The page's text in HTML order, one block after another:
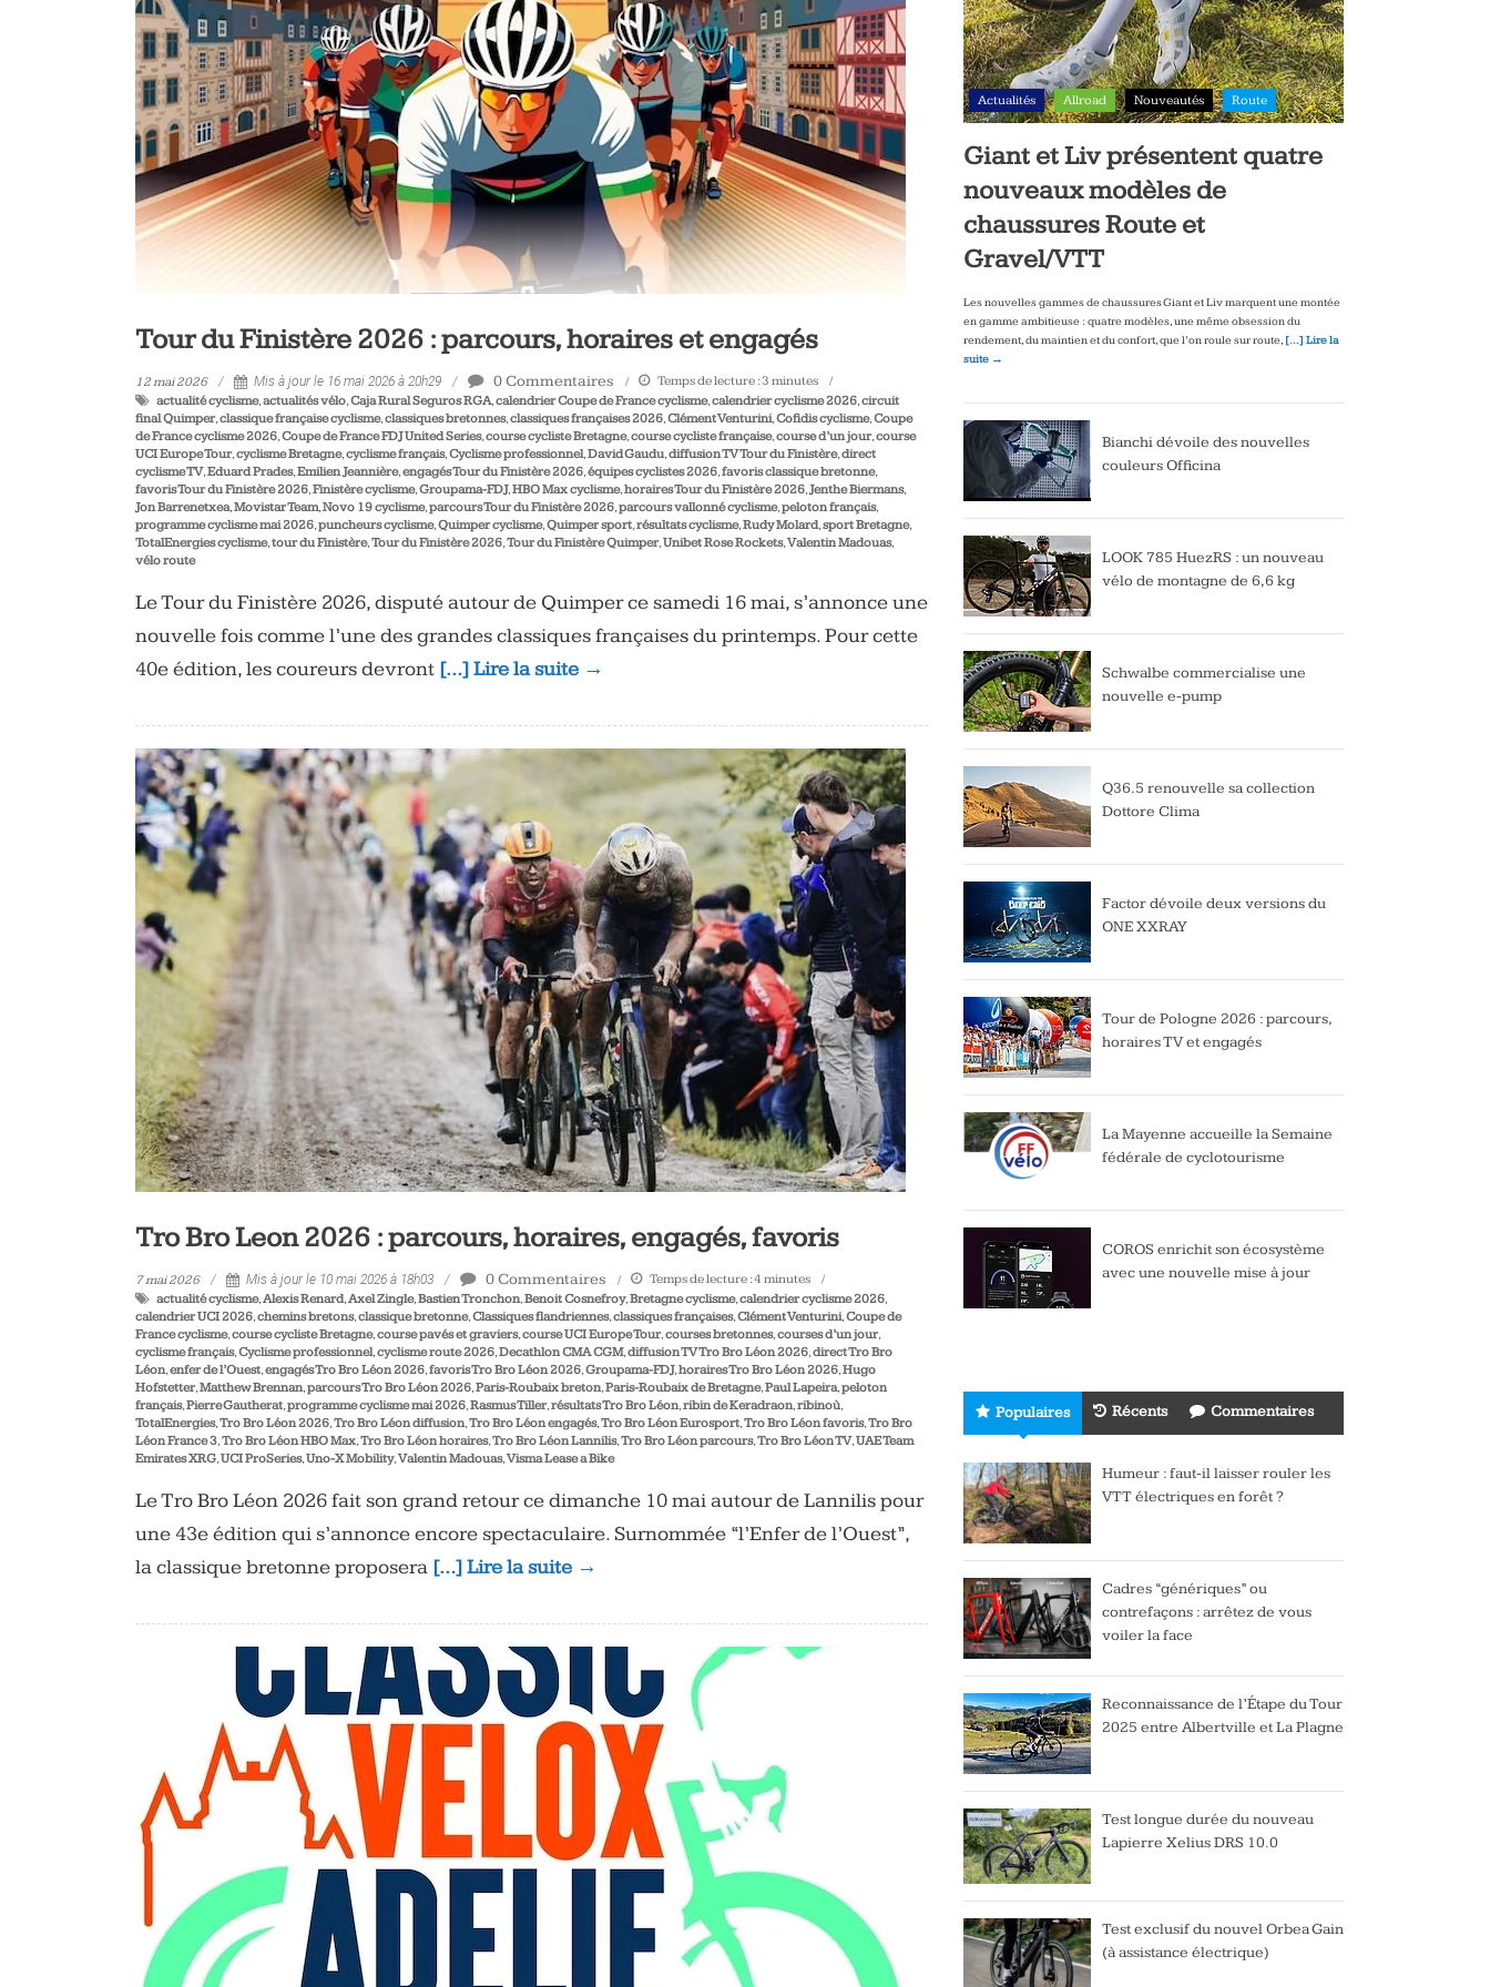
vélo
et
triathlon
Tour du Finistère 2026 : parcours, horaires et engagés
12 mai 2026 Mis à jour le 16 mai 2026 à 20h29 0 Commentaires Temps de lecture :3 minutes
actualité cyclisme,actualités vélo,Caja Rural Seguros RGA,calendrier Coupe de France cyclisme,calendrier cyclisme 2026,circuit
final Quimper,classique française cyclisme,classiques bretonnes,classiques françaises 2026,Clément Venturini,Cofidis cyclisme,Coupe
de France cyclisme 2026,Coupe de France FDJ United Series,course cycliste Bretagne,course cycliste française,course d’un jour,course
UCI Europe Tour,cyclisme Bretagne,cyclisme français,Cyclisme professionnel,David Gaudu,diffusion TV Tour du Finistère,direct
cyclisme TV,Eduard Prades,Emilien Jeannière,engagés Tour du Finistère 2026,équipes cyclistes 2026,favoris classique bretonne,
favoris Tour du Finistère 2026,Finistère cyclisme,Groupama-FDJ,HBO Max cyclisme,horaires Tour du Finistère 2026,Jenthe Biermans,
Jon Barrenetxea,Movistar Team,Novo 19 cyclisme,parcours Tour du Finistère 2026,parcours vallonné cyclisme,peloton français,
programme cyclisme mai 2026,puncheurs cyclisme,Quimper cyclisme,Quimper sport,résultats cyclisme,Rudy Molard,sport Bretagne,
TotalEnergies cyclisme,tour du Finistère,Tour du Finistère 2026,Tour du Finistère Quimper,Unibet Rose Rockets,Valentin Madouas,
vélo route
Le Tour du Finistère 2026, disputé autour de Quimper ce samedi 16 mai, s’annonce une
nouvelle fois comme l’une des grandes classiques françaises du printemps. Pour cette
40e édition, les coureurs devront […] Lire la suite →
Tro Bro Leon 2026 : parcours, horaires, engagés, favoris
7 mai 2026 Mis à jour le 10 mai 2026 à 18h03 0 Commentaires Temps de lecture :4 minutes
actualité cyclisme,Alexis Renard,Axel Zingle,Bastien Tronchon,Benoit Cosnefroy,Bretagne cyclisme,calendrier cyclisme 2026,
calendrier UCI 2026,chemins bretons,classique bretonne,Classiques flandriennes,classiques françaises,Clément Venturini,Coupe de
France cyclisme,course cycliste Bretagne,course pavés et graviers,course UCI Europe Tour,courses bretonnes,courses d’un jour,
cyclisme français,Cyclisme professionnel,cyclisme route 2026,Decathlon CMA CGM,diffusion TV Tro Bro Léon 2026,direct Tro Bro
Léon,enfer de l’Ouest,engagés Tro Bro Léon 2026,favoris Tro Bro Léon 2026,Groupama-FDJ,horaires Tro Bro Léon 2026,Hugo
Hofstetter,Matthew Brennan,parcours Tro Bro Léon 2026,Paris-Roubaix breton,Paris-Roubaix de Bretagne,Paul Lapeira,peloton
français,Pierre Gautherat,programme cyclisme mai 2026,Rasmus Tiller,résultats Tro Bro Léon,ribin de Keradraon,ribinoù,
TotalEnergies,Tro Bro Léon 2026,Tro Bro Léon diffusion,Tro Bro Léon engagés,Tro Bro Léon Eurosport,Tro Bro Léon favoris,Tro Bro
Léon France 3,Tro Bro Léon HBO Max,Tro Bro Léon horaires,Tro Bro Léon Lannilis,Tro Bro Léon parcours,Tro Bro Léon TV,UAE Team
Emirates XRG,UCI ProSeries,Uno-X Mobility,Valentin Madouas,Visma Lease a Bike
Le Tro Bro Léon 2026 fait son grand retour ce dimanche 10 mai autour de Lannilis pour
une 43e édition qui s’annonce encore spectaculaire. Surnommée “l’Enfer de l’Ouest”,
la classique bretonne proposera […] Lire la suite →
Actualités Allroad Nouveautés Route
Giant et Liv présentent quatre
nouveaux modèles de
chaussures Route et
Gravel/VTT
Les nouvelles gammes de chaussures Giant et Liv marquent une montée
en gamme ambitieuse : quatre modèles, une même obsession du
rendement, du maintien et du confort, que l’on roule sur route, […] Lire la
suite →
Bianchi dévoile des nouvelles
couleurs Officina
LOOK 785 HuezRS : un nouveau
vélo de montagne de 6,6 kg
Schwalbe commercialise une
nouvelle e-pump
Q36.5 renouvelle sa collection
Dottore Clima
Factor dévoile deux versions du
ONE XXRAY
Tour de Pologne 2026 : parcours,
horaires TV et engagés
La Mayenne accueille la Semaine
fédérale de cyclotourisme
COROS enrichit son écosystème
avec une nouvelle mise à jour
Populaires Récents Commentaires
Humeur : faut-il laisser rouler les
VTT électriques en forêt ?
Cadres “génériques” ou
contrefaçons : arrêtez de vous
voiler la face
Reconnaissance de l’Étape du Tour
2025 entre Albertville et La Plagne
Test longue durée du nouveau
Lapierre Xelius DRS 10.0
Test exclusif du nouvel Orbea Gain
(à assistance électrique)